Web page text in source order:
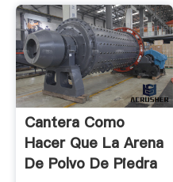
Cantera Como
Hacer Que La Arena
De Polvo De Piedra